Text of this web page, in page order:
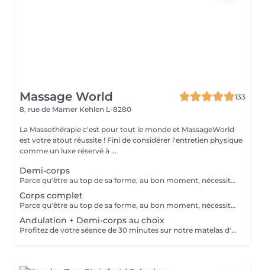
Massage World
133
8, rue de Mamer Kehlen L-8280
La Massothérapie c'est pour tout le monde et MassageWorld
est votre atout réussite ! Fini de considérer l'entretien physique
comme un luxe réservé à ...
Demi-corps
Parce qu'être au top de sa forme, au bon moment, nécessite bien plus que de l'entrainement. Utilisé depuis de nombreuses années par les sportifs de haut niveau, le massage sportif est à présent à votre disposition. Avant l'effort, le massage prépare les muscles à performer tout en évitant les blessures. Après l'effort, il prévient les courbatures et détend la musculature, ce qui permet aux muscles de se relaxer pour mieux récupérer. Ce type de massage stimule le système lymphatique, la circulation sanguine et enlève les nuds musculaires. Le massage sportif est souvent demandé par les athlètes pour soulager ou prévenir des douleurs musculaires retardées, pour accélérer la guérison des blessures des tendons et des muscles, pour augmenter l'amplitude des mouvements ou le volumes des muscles, etc. Développé au départ pour traiter les blessures sportives et augmenter les performances des athlètes, tout le monde peut à présent bénéficier des bienfaits d'un tel massage. L'essayer, c'est l'adopter ! Il existe différents types de massages selon le sport pratiqué ou les douleurs ressenties. Le Massage sportif est donc adaptable selon les souhaits de chacun.
Corps complet
Parce qu'être au top de sa forme, au bon moment, nécessite bien plus que de l'entrainement. Utilisé depuis de nombreuses années par les sportifs de haut niveau, le massage sportif est à présent à votre disposition. Avant l'effort, le massage prépare les muscles à performer tout en évitant les blessures. Après l'effort, il prévient les courbatures et détend la musculature, ce qui permet aux muscles de se relaxer pour mieux récupérer. Ce type de massage stimule le système lymphatique, la circulation sanguine et enlève les nuds musculaires. Le massage sportif est souvent demandé par les athlètes pour soulager ou prévenir des douleurs musculaires retardées, pour accélérer la guérison des blessures des tendons et des muscles, pour augmenter l'amplitude des mouvements ou le volumes des muscles, etc. Développé au départ pour traiter les blessures sportives et augmenter les performances des athlètes, tout le monde peut à présent bénéficier des bienfaits d'un tel massage. L'essayer, c'est l'adopter ! Il existe différents types de massages selon le sport pratiqué ou les douleurs ressenties. Le Massage sportif est donc adaptable selon les souhaits de chacun.
Andulation + Demi-corps au choix
Profitez de votre séance de 30 minutes sur notre matelas d'andulation pour une efficacité maximale de votre massage sportif de 40 minutes. Propriétés du matelas d'andulation : stimulation du flux lymphatique, augmentation de la circulation sanguine, production énergétique cellulaire, activation des mécanismes de détente musculaire, refoulement des signaux douloureux.